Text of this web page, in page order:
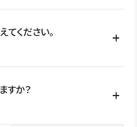
して更新範囲を設計しておく
で運用できます。 さらにコン
更新作業を進めやすくなりま
てください。
を安全に利用できるよう、通信
管理、脆弱性対策など、複数の観
すか？